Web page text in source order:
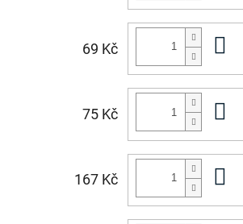
69 Kč
75 Kč
167 Kč